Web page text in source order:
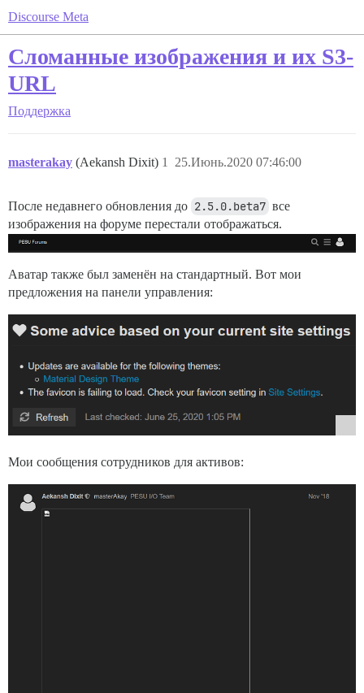
Discourse Meta
Сломанные изображения и их S3-
URL
Поддержка
masterakay (Aekansh Dixit) 25.Июнь.2020 07:46:00
1
После недавнего обновления до 2.5.0.beta7 все
изображения на форуме перестали отображаться.
Аватар также был заменён на стандартный. Вот мои
предложения на панели управления:
Мои сообщения сотрудников для активов: